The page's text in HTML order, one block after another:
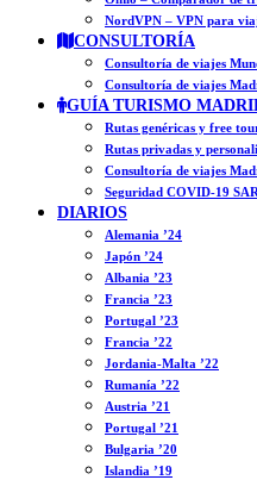
NordVPN – VPN para
CONSULTORÍA
Consultoría de viajes
Consultoría de viajes
GUÍA TURISMO
Rutas genéricas y free
Rutas privadas y
Consultoría de viajes
Seguridad COVID-19
DIARIOS
Alemania ’24
Japón ’24
Albania ’23
Francia ’23
Portugal ’23
Francia ’22
Jordania-Malta ’22
Rumanía ’22
Austria ’21
Portugal ’21
Bulgaria ’20
Islandia ’19